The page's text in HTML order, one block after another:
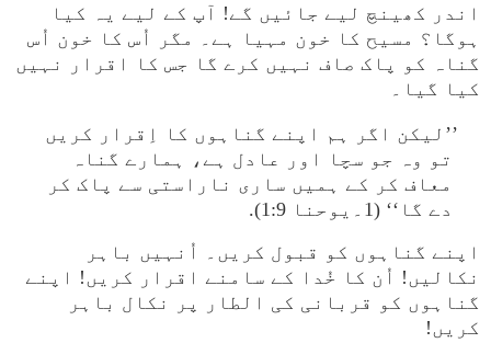
اندر کھینچ لیے جائیں گے! آپ کے لیے یہ کیا
ہوگا؟ مسیح کا خون مہیا ہے۔ مگر اُس کا خون اُس
گناہ کو پاک صاف نہیں کرے گا جس کا اقرار نہیں
کیا گیا۔
’’لیکن اگر ہم اپنے گناہوں کا اِقرار کریں
تو وہ جو سچا اور عادل ہے، ہمارے گناہ
معاف کر کے ہمیں ساری ناراستی سے پاک کر
دے گا‘‘ (1۔یوحنا 1:9).
اپنے گناہوں کو قبول کریں۔ اُنہیں باہر
نکالیں! اُن کا خُدا کے سامنے اقرار کریں! اپنے
گناہوں کو قربانی کی الطار پر نکال باہر
کریں!